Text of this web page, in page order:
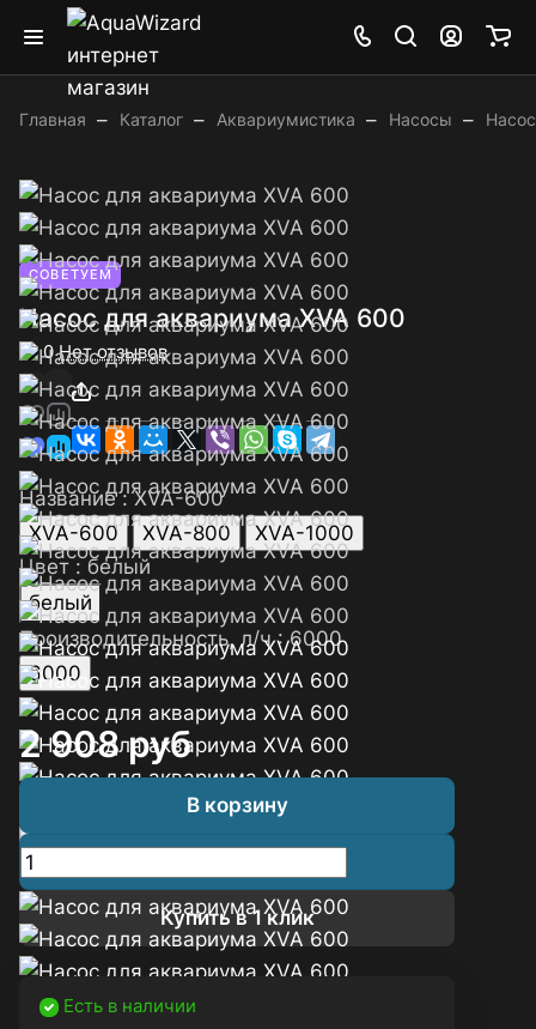
Главная – Каталог – Аквариумистика – Насосы –
СОВЕТУЕМ
Насос для аквариума XVA 600
0 Нет отзывов
Название :XVA-600
XVA-600
XVA-800
XVA-1000
Цвет : белый
белый
Производительность, л/ч :6000
6000
2 908руб
В корзину
Купить в 1 клик
Есть в наличии